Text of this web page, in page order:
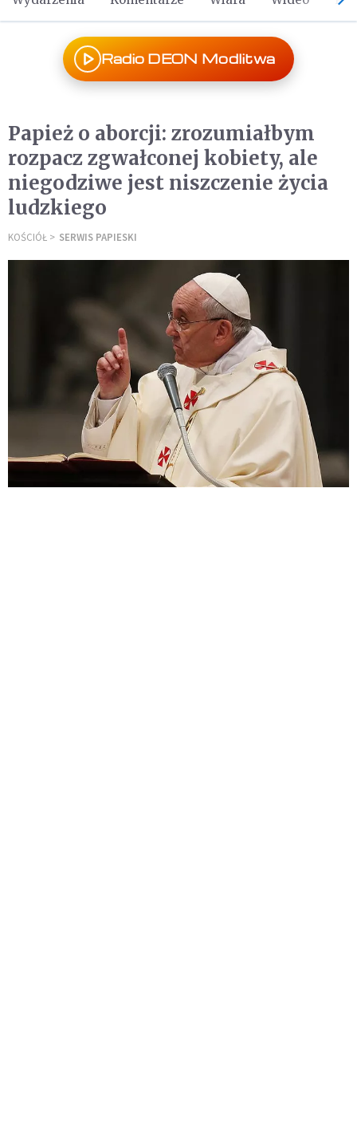
Radio DEON Modlitwa
Papież o aborcji: zrozumiałbym
rozpacz zgwałconej kobiety, ale
niegodziwe jest niszczenie życia
ludzkiego
KOŚCIÓŁ SERWIS PAPIESKI